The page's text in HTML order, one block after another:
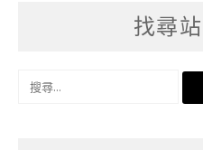
找尋